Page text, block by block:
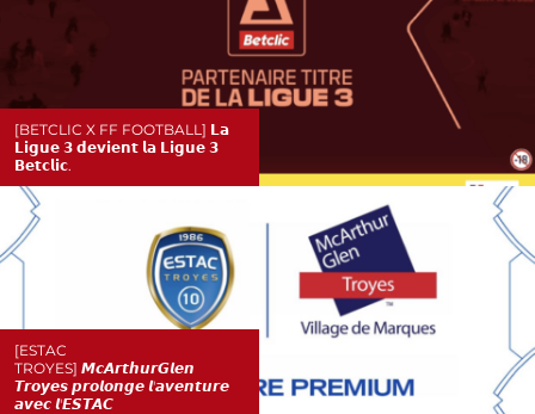
[BETCLIC X FF FOOTBALL] 𝗟𝗮
𝗟𝗶𝗴𝘂𝗲 𝟯 𝗱𝗲𝘃𝗶𝗲𝗻𝘁 𝗹𝗮 𝗟𝗶𝗴𝘂𝗲 𝟯
𝗕𝗲𝘁𝗰𝗹𝗶𝗰.
[ESTAC
TROYES] 𝙈𝙘𝘼𝙧𝙩𝙝𝙪𝙧𝙂𝙡𝙚𝙣
𝙏𝙧𝙤𝙮𝙚𝙨 𝙥𝙧𝙤𝙡𝙤𝙣𝙜𝙚 𝙡'𝙖𝙫𝙚𝙣𝙩𝙪𝙧𝙚
𝙖𝙫𝙚𝙘 𝙡'𝙀𝙎𝙏𝘼𝘾